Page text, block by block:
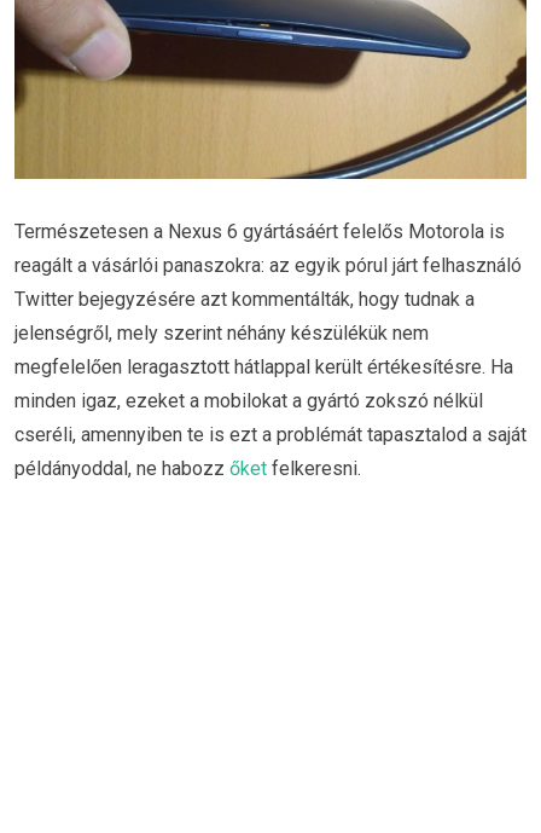
Természetesen a Nexus 6 gyártásáért felelős Motorola is
reagált a vásárlói panaszokra: az egyik pórul járt felhasználó
Twitter bejegyzésére azt kommentálták, hogy tudnak a
jelenségről, mely szerint néhány készülékük nem
megfelelően leragasztott hátlappal került értékesítésre. Ha
minden igaz, ezeket a mobilokat a gyártó zokszó nélkül
cseréli, amennyiben te is ezt a problémát tapasztalod a saját
példányoddal, ne habozz őket felkeresni.